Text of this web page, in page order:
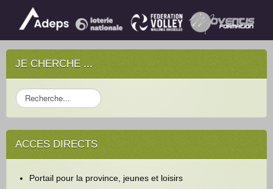
JE CHERCHE ...
R
e
c
h
e
ACCES DIRECTS
Portail pour la province, jeunes et loisirs